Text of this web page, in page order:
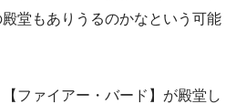
堂もありうるのかなという可能
ファイアー・バード】が殿堂し